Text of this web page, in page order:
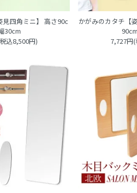
見四角ミニ】 高さ90c
30cm
込8,500円)
かがみのカタチ【
7,727円